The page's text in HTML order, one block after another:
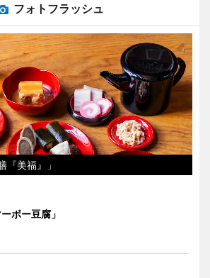
フォトフラッシュ
『美福』」
ーボー豆腐」